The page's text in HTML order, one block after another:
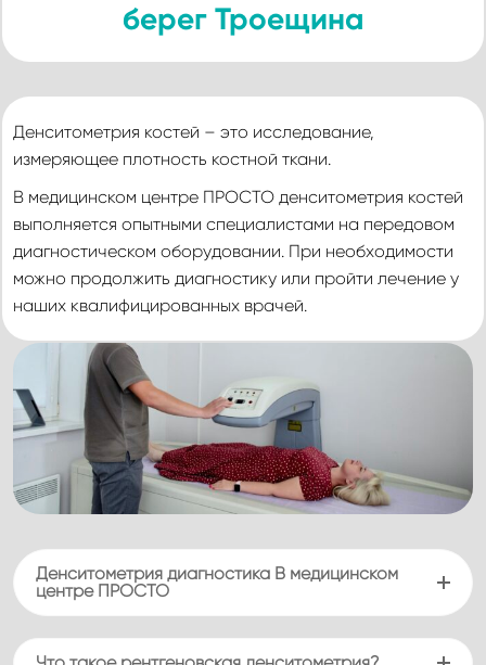
берег Троещина
Денситометрия костей – это исследование,
измеряющее плотность костной ткани.
В медицинском центре ПРОСТО денситометрия костей
выполняется опытными специалистами на передовом
диагностическом оборудовании. При необходимости
можно продолжить диагностику или пройти лечение у
наших квалифицированных врачей.
Денситометрия диагностика В медицинском
центре ПРОСТО